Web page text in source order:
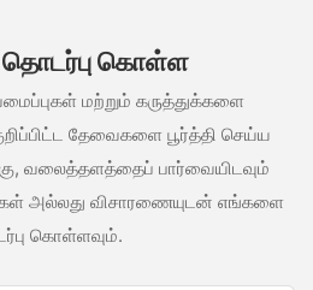
கொள்ள
மற்றும் கருத்துக்களை
தேவைகளை பூர்த்தி செய்ய
வலைத்தளத்தைப் பார்வையிடவும்
அல்லது விசாரணையுடன் எங்களை
கொள்ளவும்.